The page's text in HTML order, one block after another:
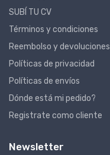
SUBÍ TU CV
Términos y condiciones
Reembolso y devoluciones
Políticas de privacidad
Políticas de envíos
Dónde está mi pedido?
Registrate como cliente
Newsletter